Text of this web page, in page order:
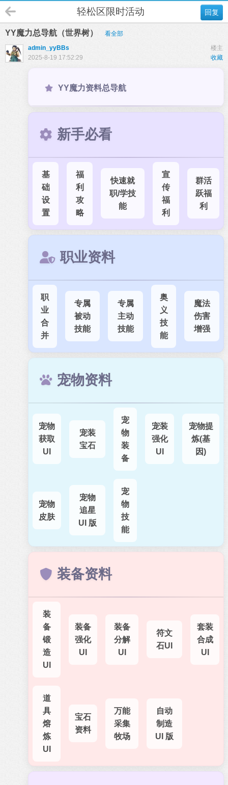
回复
轻松区限时活动
YY魔力总导航（世界树）
看全部
楼主
admin_yyBBs
收藏
2025-8-19 17:52:29
YY魔力资料总导航
新手必看
基
础
设
置
福
利
攻
略
快速就
职/学技
能
宣
传
福
利
群活
跃福
利
职业资料
职
业
合
并
专属
被动
技能
专属
主动
技能
奥
义
技
能
魔法
伤害
增强
宠物资料
宠物
获取
UI
宠装
宝石
宠
物
装
备
宠装
强化
UI
宠物提
炼(基
因)
宠物
皮肤
宠物
追星
UI 版
宠
物
技
能
装备资料
装
备
锻
造
UI
装备
强化
UI
装备
分解
UI
符文
石UI
套装
合成
UI
道
具
熔
炼
UI
宝石
资料
万能
采集
牧场
自动
制造
UI 版